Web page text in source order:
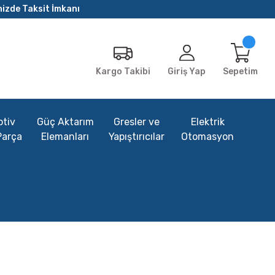
Taksit İmkanı
Kargo Takibi Giriş Yap Sepetim
Güç Aktarım
Elemanları
Gresler ve
Yapıştırıcılar
Elektrik
Otomasyon